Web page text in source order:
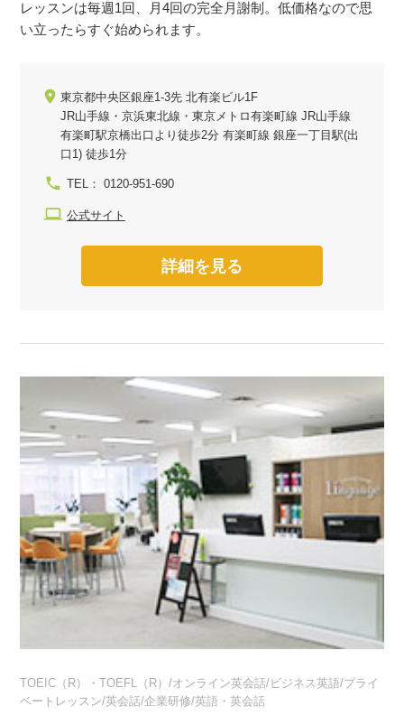
レッスンは毎週1回、月4回の完全月謝制。低価格なので思
い立ったらすぐ始められます。
東京都中央区銀座1-3先 北有楽ビル1F
JR山手線・京浜東北線・東京メトロ有楽町線 JR山手線
有楽町駅京橋出口より徒歩2分 有楽町線 銀座一丁目駅(出
口1) 徒歩1分
TEL： 0120-951-690
公式サイト
詳細を見る
TOEIC（R）・TOEFL（R）/オンライン英会話/ビジネス英語/プライ
ベートレッスン/英会話/企業研修/英語・英会話